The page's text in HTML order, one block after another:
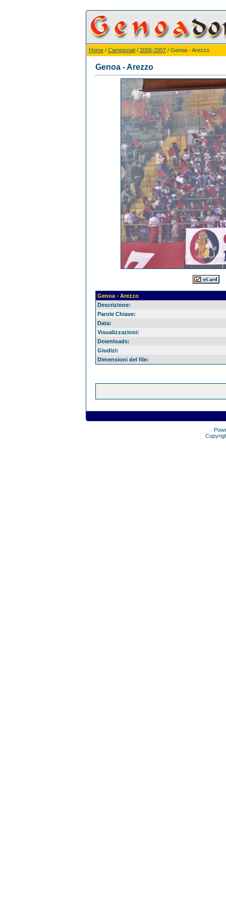
Home / Campionati / 2006-2007 / Genoa - Arezzo
Genoa - Arezzo
Genoa - Arezzo
Descrizione:
Parole Chiave:
Data:
Visualizzazioni:
Downloads:
Giudizi:
Dimensioni del file: